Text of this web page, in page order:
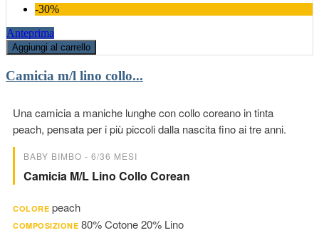
-30%
Anteprima
Aggiungi al carrello
Camicia m/l lino collo...
Una camicia a maniche lunghe con collo coreano in tinta
peach, pensata per i più piccoli dalla nascita fino ai tre anni.
BABY BIMBO - 6/36 MESI
Camicia M/l Lino Collo Corean
COLORE peach
COMPOSIZIONE 80% Cotone 20% Lino